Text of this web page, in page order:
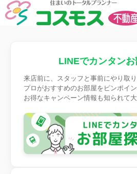
LINEでカンタンお
来店前に、スタッフと事前にやり取り
プロがおすすめのお部屋をピンポイ
お得なキャンペーン情報も知られて大